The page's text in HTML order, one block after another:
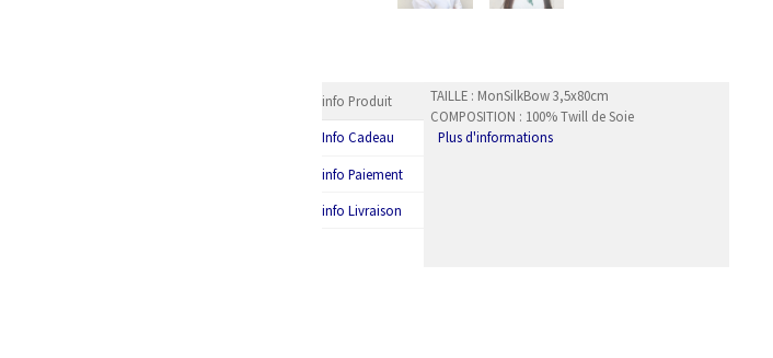
info Produit
Info Cadeau
info Paiement
info Livraison
TAILLE : MonSilkBow 3,5x80cm
COMPOSITION : 100% Twill de Soie
Plus d'informations